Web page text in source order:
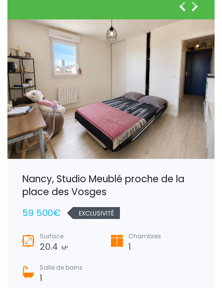
Nancy, Studio Meublé proche de la
place des Vosges
59 500€ EXCLUSIVITÉ
Surface
20.4 M²
Chambres
1
Salle de bains
1